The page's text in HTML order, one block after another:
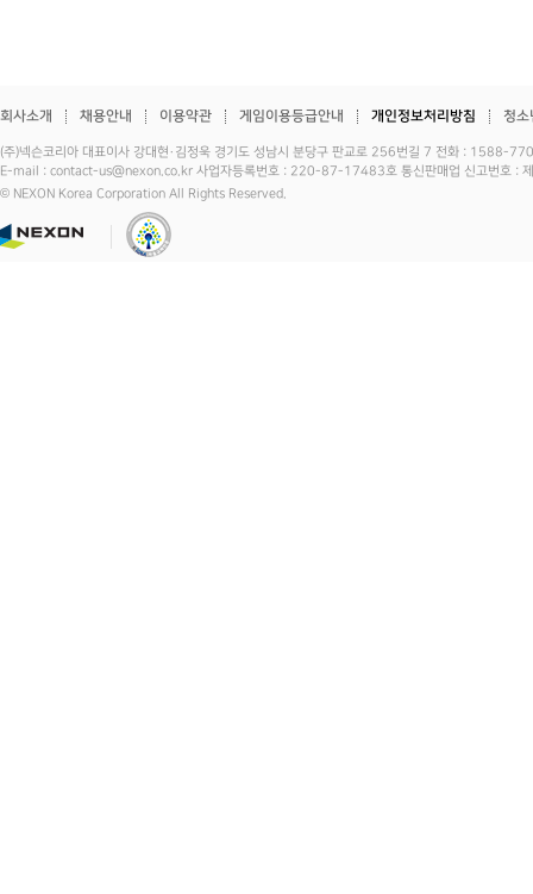
회사소개 채용안내 이용약관 게임이용등급안내 개인정보처리방침 청소
(주)넥슨코리아 대표이사 강대현·김정욱 경기도 성남시 분당구 판교로 256번길 7 전화 :
E-mail : contact-us@nexon.co.kr 사업자등록번호 : 220-87-17483호 통신판매업 신고번호 :
© NEXON Korea Corporation All Rights Reserved.